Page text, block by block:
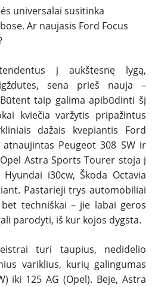
universalai susitinka
Ar naujasis Ford Focus
į aukštesnę lygą,
sena prieš nauja –
taip galima apibūdinti šį
kviečia varžytis pripažintus
dažais kvepiantis Ford
Peugeot 308 SW ir
Astra Sports Tourer stoja į
i30cw, Škoda Octavia
Pastarieji trys automobiliai
techniškai – jie labai geros
parodyti, iš kur kojos dygsta.
turi taupius, nedidelio
variklius, kurių galingumas
iki 125 AG (Opel). Beje, Astra